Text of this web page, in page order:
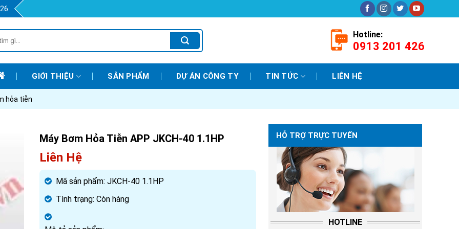
Hotline:
0913 201 426
GIỚI THIỆU SẢN PHẨM DỰ ÁN CÔNG TY TIN TỨC LIÊN HỆ
hỏa tiễn
HỖ TRỢ TRỰC TUYẾN
HOTLINE
Máy Bơm Hỏa Tiễn APP JKCH-40 1.1HP
Liên Hệ
Mã sản phẩm: JKCH-40 1.1HP
Tình trạng: Còn hàng